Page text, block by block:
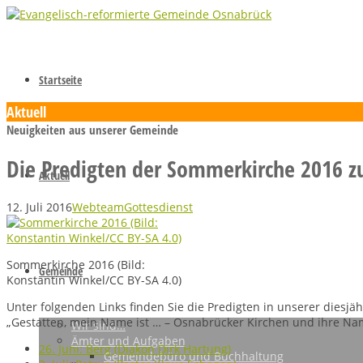
Startseite
Aktuell
Gemeinde
Wir sind…
Ämter und Aufgaben
Gemeindebüro und Buchhaltung
Aktuell
Neuigkeiten aus unserer Gemeinde
Die Predigten der Sommerkirche 2016
12. Juli 2016WebteamGottesdienst
Sommerkirche 2016 (Bild:
Konstantin Winkel/CC BY-SA 4.0)
Unter folgenden Links finden Sie die Predigten in unserer
„Gestatten, mein Name ist … – Osnabrücker Kirchen und ihre
26. Juni: Berg (Diakon Dirk Hartung)